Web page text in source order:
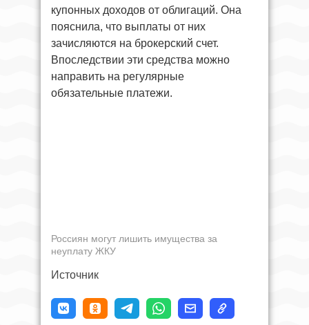
купонных доходов от облигаций. Она
пояснила, что выплаты от них
зачисляются на брокерский счет.
Впоследствии эти средства можно
направить на регулярные
обязательные платежи.
Россиян могут лишить имущества за
неуплату ЖКУ
Источник